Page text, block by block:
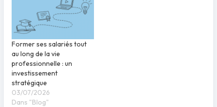
Former ses salariés tout
au long de la vie
professionnelle : un
investissement
stratégique
03/07/2026
Dans "Blog"